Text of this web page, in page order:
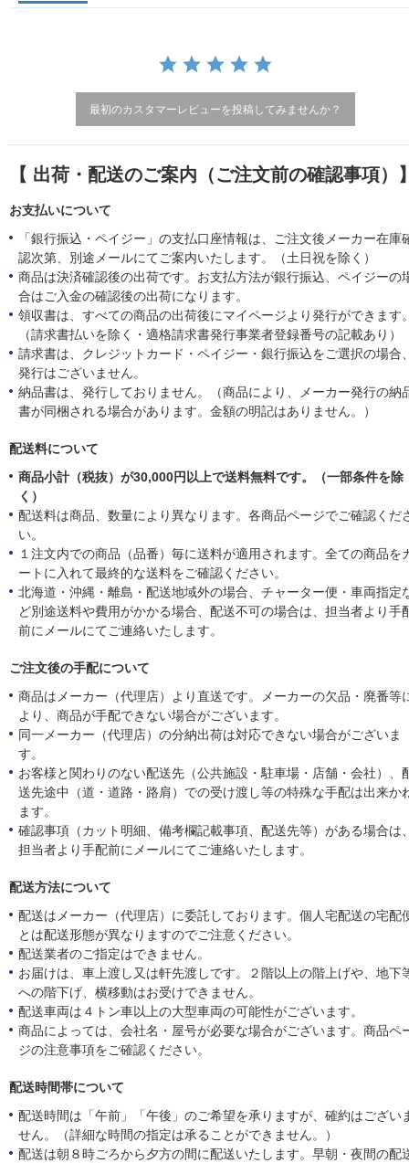
最初のカスタマーレビューを投稿してみませんか？
【 出荷・配送のご案内（ご注文前の確認事項）
お支払いについて
「銀行振込・ペイジー」の支払口座情報は、ご注文後メーカー在庫
認次第、別途メールにてご案内いたします。（土日祝を除く）
商品は決済確認後の出荷です。お支払方法が銀行振込、ペイジーの
合はご入金の確認後の出荷になります。
領収書は、すべての商品の出荷後にマイページより発行ができます
（請求書払いを除く・適格請求書発行事業者登録番号の記載あり）
請求書は、クレジットカード・ペイジー・銀行振込をご選択の場合
発行はございません。
納品書は、発行しておりません。（商品により、メーカー発行の納
書が同梱される場合があります。金額の明記はありません。）
配送料について
商品小計（税抜）が30,000円以上で送料無料です。（一部条件を除
く）
配送料は商品、数量により異なります。各商品ページでご確認くだ
い。
１注文内での商品（品番）毎に送料が適用されます。全ての商品を
ートに入れて最終的な送料をご確認ください。
北海道・沖縄・離島・配送地域外の場合、チャーター便・車両指定
ど別途送料や費用がかかる場合、配送不可の場合は、担当者より手
前にメールにてご連絡いたします。
ご注文後の手配について
商品はメーカー（代理店）より直送です。メーカーの欠品・廃番等
より、商品が手配できない場合がございます。
同一メーカー（代理店）の分納出荷は対応できない場合がございま
す。
お客様と関わりのない配送先（公共施設・駐車場・店舗・会社）、
送先途中（道・道路・路肩）での受け渡し等の特殊な手配は出来か
ます。
確認事項（カット明細、備考欄記載事項、配送先等）がある場合は
担当者より手配前にメールにてご連絡いたします。
配送方法について
配送はメーカー（代理店）に委託しております。個人宅配送の宅配
とは配送形態が異なりますのでご注意ください。
配送業者のご指定はできません。
お届けは、車上渡し又は軒先渡しです。２階以上の階上げや、地下
への階下げ、横移動はお受けできません。
配送車両は４トン車以上の大型車両の可能性がございます。
商品によっては、会社名・屋号が必要な場合がございます。商品ペ
ジの注意事項をご確認ください。
配送時間帯について
配送時間は「午前」「午後」のご希望を承りますが、確約はござい
せん。（詳細な時間の指定は承ることができません。）
配送は朝８時ごろから夕方の間に配送いたします。早朝・夜間の配